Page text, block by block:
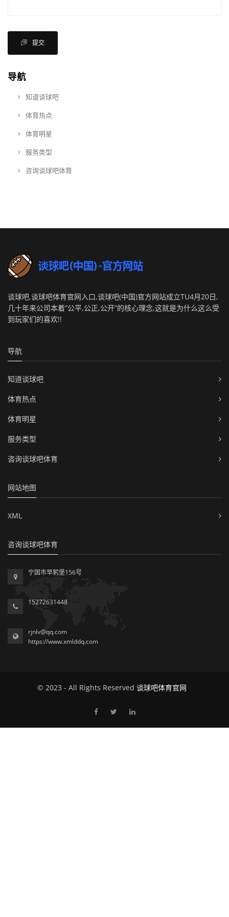
提交
导航
知道谈球吧
体育热点
体育明星
服务类型
咨询谈球吧体育
谈球吧,谈球吧体育官网入口,谈球吧(中国)官方网站成立TU4月20日,
几十年来公司本着“公平,公正,公开”的核心理念,这就是为什么这么受
到玩家们的喜欢!!
导航
知道谈球吧
体育热点
体育明星
服务类型
咨询谈球吧体育
网站地图
XML
咨询谈球吧体育
宁国市早躬堡156号
15272631448
rjnlv@qq.com
https://www.xmlddq.com
© 2023 - All Rights Reserved 谈球吧体育官网